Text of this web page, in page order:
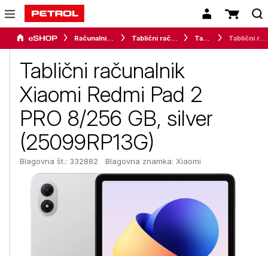
Računalništvo Tablični računalniki in dodatki Tablice
Tablični računalnik
Xiaomi Redmi Pad 2
PRO 8/256 GB, silver
(25099RP13G)
Blagovna št.: 332882 Blagovna znamka: Xiaomi